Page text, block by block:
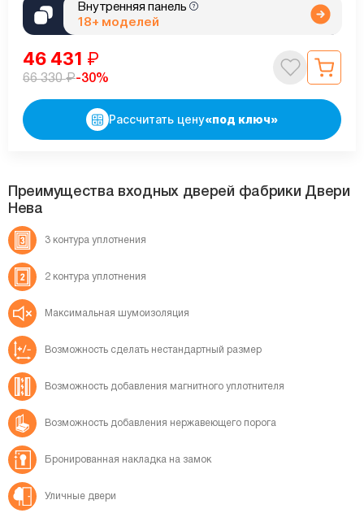
Внутренняя панель
18+ моделей
46 431 ₽
66 330₽-30%
Рассчитать цену«под ключ»
Преимущества входных дверей фабрики Двери
Нева
3 контура уплотнения
2 контура уплотнения
Максимальная шумоизоляция
Возможность сделать нестандартный размер
Возможность добавления магнитного уплотнителя
Возможность добавления нержавеющего порога
Бронированная накладка на замок
Уличные двери